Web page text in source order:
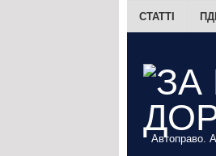
Автоправо.
СТАТТІ